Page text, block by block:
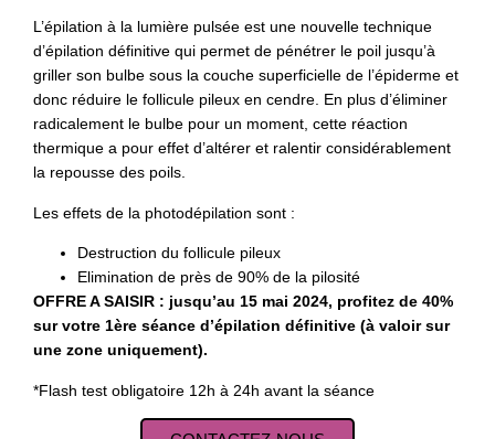
L’épilation à la lumière pulsée est une nouvelle technique
d’épilation définitive qui permet de pénétrer le poil jusqu’à
griller son bulbe sous la couche superficielle de l’épiderme et
donc réduire le follicule pileux en cendre. En plus d’éliminer
radicalement le bulbe pour un moment, cette réaction
thermique a pour effet d’altérer et ralentir considérablement
la repousse des poils.
Les effets de la photodépilation sont :
Destruction du follicule pileux
Elimination de près de 90% de la pilosité
OFFRE A SAISIR : jusqu’au 15 mai 2024, profitez de 40%
sur votre 1ère séance d’épilation définitive (à valoir sur
une zone uniquement).
*Flash test obligatoire 12h à 24h avant la séance